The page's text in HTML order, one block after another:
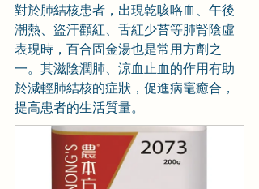
對於肺結核患者，出現乾咳咯血、午後
潮熱、盜汗顴紅、舌紅少苔等肺腎陰虛
表現時，百合固金湯也是常用方劑之
一。其滋陰潤肺、涼血止血的作用有助
於減輕肺結核的症狀，促進病竈癒合，
提高患者的生活質量。